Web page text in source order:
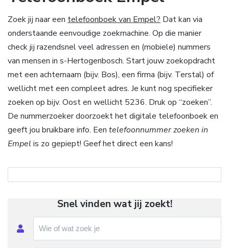
Zoek jij naar een telefoonboek van Empel? Dat kan via
onderstaande eenvoudige zoekmachine. Op die manier
check jij razendsnel veel adressen en (mobiele) nummers
van mensen in s-Hertogenbosch. Start jouw zoekopdracht
met een achternaam (bijv. Bos), een firma (bijv. Terstal) of
wellicht met een compleet adres. Je kunt nog specifieker
zoeken op bijv. Oost en wellicht 5236. Druk op “zoeken”.
De nummerzoeker doorzoekt het digitale telefoonboek en
geeft jou bruikbare info. Een telefoonnummer zoeken in
Empel is zo gepiept! Geef het direct een kans!
Snel vinden wat jij zoekt!